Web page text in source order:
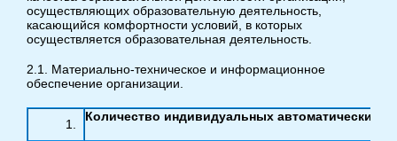
осуществляющих образовательную деятельность,
касающийся комфортности условий, в которых
осуществляется образовательная деятельность.
2.1. Материально-техническое и информационное
обеспечение организации.
Количество индивидуальных автоматических